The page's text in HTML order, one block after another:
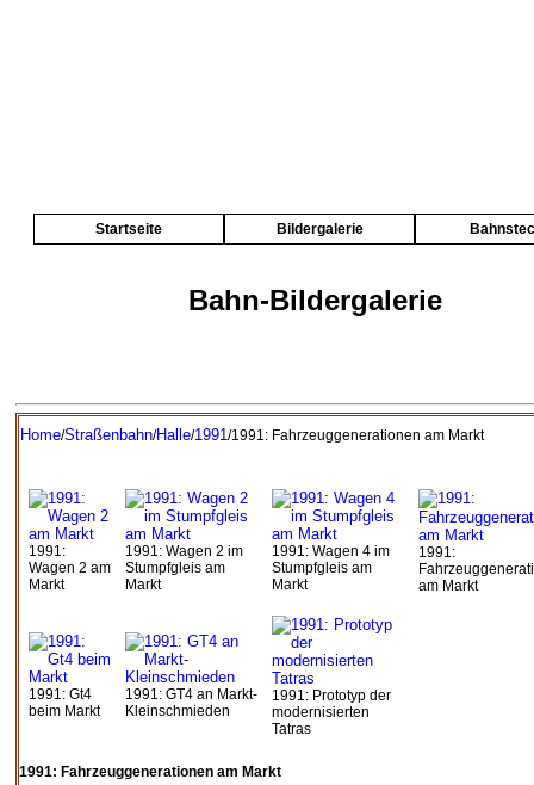
Startseite Bildergalerie
Bahn-Bildergalerie
Home/Straßenbahn/Halle/1991/1991: Fahrzeuggenerationen am Markt
1991:
Wagen 2 am
Markt
1991: Wagen 2 im
Stumpfgleis am
Markt
1991: Wagen 4 im
Stumpfgleis am
Markt
1991:
am Markt
1991: Gt4
beim Markt
1991: GT4 an Markt-
Kleinschmieden
1991: Prototyp der
modernisierten
Tatras
1991: Fahrzeuggenerationen am Markt